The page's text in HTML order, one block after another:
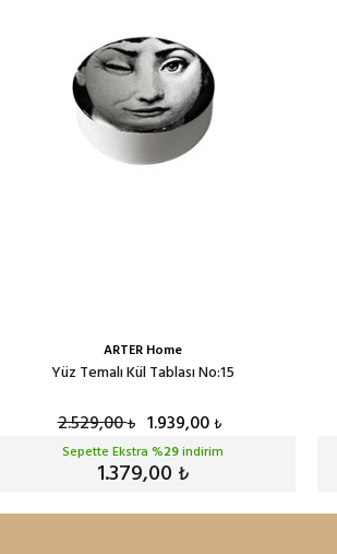
ARTER Home
Yüz Temalı Kül Tablası No:15
2.529,00₺ 1.939,00₺
Sepette Ekstra %29indirim
1.379,00 ₺